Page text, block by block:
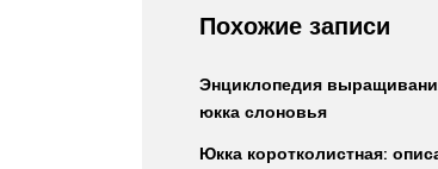
Похожие записи
Энциклопедия
юкка слоновья
Юкка коротколистная: